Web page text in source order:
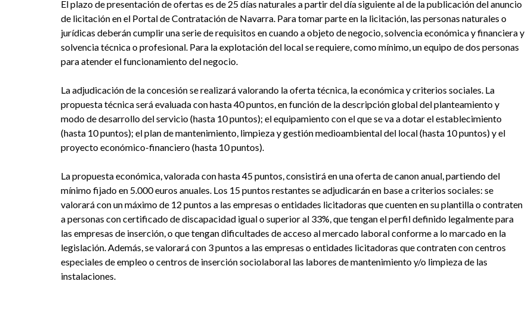
El plazo de presentación de ofertas es de 25 días naturales a partir del día siguiente al de la publicación del anuncio
de licitación en el Portal de Contratación de Navarra. Para tomar parte en la licitación, las personas naturales o
jurídicas deberán cumplir una serie de requisitos en cuando a objeto de negocio, solvencia económica y financiera y
solvencia técnica o profesional. Para la explotación del local se requiere, como mínimo, un equipo de dos personas
para atender el funcionamiento del negocio.
La adjudicación de la concesión se realizará valorando la oferta técnica, la económica y criterios sociales. La
propuesta técnica será evaluada con hasta 40 puntos, en función de la descripción global del planteamiento y
modo de desarrollo del servicio (hasta 10 puntos); el equipamiento con el que se va a dotar el establecimiento
(hasta 10 puntos); el plan de mantenimiento, limpieza y gestión medioambiental del local (hasta 10 puntos) y el
proyecto económico-financiero (hasta 10 puntos).
La propuesta económica, valorada con hasta 45 puntos, consistirá en una oferta de canon anual, partiendo del
mínimo fijado en 5.000 euros anuales. Los 15 puntos restantes se adjudicarán en base a criterios sociales: se
valorará con un máximo de 12 puntos a las empresas o entidades licitadoras que cuenten en su plantilla o contraten
a personas con certificado de discapacidad igual o superior al 33%, que tengan el perfil definido legalmente para
las empresas de inserción, o que tengan dificultades de acceso al mercado laboral conforme a lo marcado en la
legislación. Además, se valorará con 3 puntos a las empresas o entidades licitadoras que contraten con centros
especiales de empleo o centros de inserción sociolaboral las labores de mantenimiento y/o limpieza de las
instalaciones.